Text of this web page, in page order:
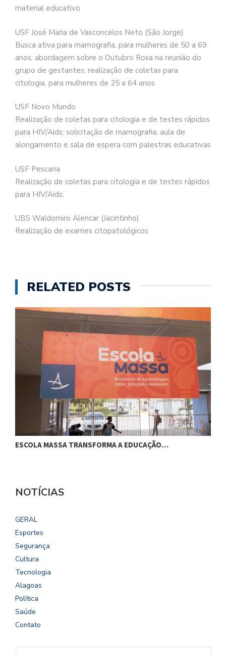
material educativo
USF José Maria de Vasconcelos Neto (São Jorge)
Busca ativa para mamografia, para mulheres de 50 a 69
anos; abordagem sobre o Outubro Rosa na reunião do
grupo de gestantes; realização de coletas para
citologia, para mulheres de 25 a 64 anos
USF Novo Mundo
Realização de coletas para citologia e de testes rápidos
para HIV/Aids; solicitação de mamografia; aula de
alongamento e sala de espera com palestras educativas
USF Pescaria
Realização de coletas para citologia e de testes rápidos
para HIV/Aids;
UBS Waldomiro Alencar (Jacintinho)
Realização de exames citopatológicos
RELATED POSTS
ESCOLA MASSA TRANSFORMA A EDUCAÇÃO…
NOTÍCIAS
GERAL
Esportes
Segurança
Cultura
Tecnologia
Alagoas
Política
Saúde
Contato